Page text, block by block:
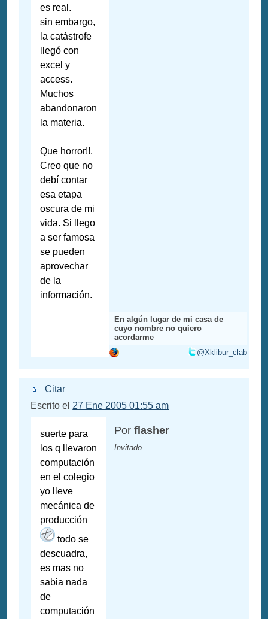
es real.
sin embargo,
la catástrofe
llegó con
excel y
access.
Muchos
abandonaron
la materia.
Que horror!!.
Creo que no
debí contar
esa etapa
oscura de mi
vida. Si llego
a ser famosa
se pueden
aprovechar
de la
información.
En algún lugar de mi casa de
cuyo nombre no quiero
acordarme
@Xklibur_clab
Citar
Escrito el 27 Ene 2005 01:55 am
suerte para
los q llevaron
computación
en el colegio
yo lleve
mecánica de
producción
todo se
descuadra,
es mas no
sabia nada
de
computación
Por flasher
Invitado